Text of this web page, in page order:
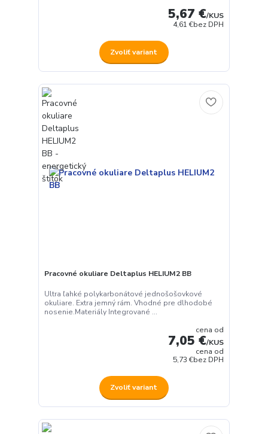
5,67 €/KUS
4,61 €bez DPH
Zvoliť variant
Pracovné okuliare Deltaplus HELIUM2 BB
Ultra ľahké polykarbonátové jednošošovkové
okuliare. Extra jemný rám. Vhodné pre dlhodobé
nosenie.Materiály Integrované ...
cena od
7,05 €/KUS
cena od
5,73 €bez DPH
Zvoliť variant